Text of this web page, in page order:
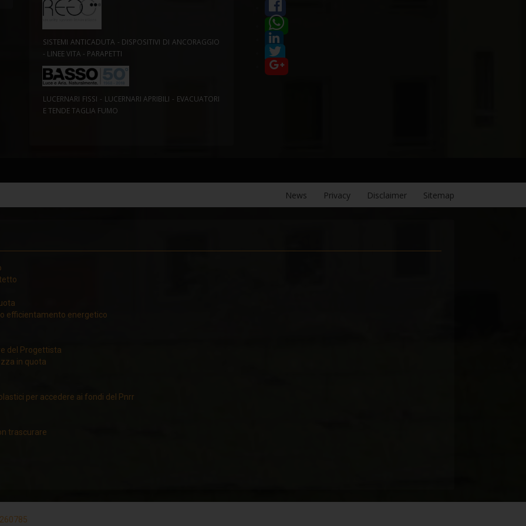
SISTEMI ANTICADUTA - DISPOSITIVI DI ANCORAGGIO
- LINEE VITA - PARAPETTI
LUCERNARI FISSI - LUCERNARI APRIBILI - EVACUATORI
E TENDE TAGLIA FUMO
News Privacy Disclaimer Sitemap
efficientamento energetico
del Progettista
in quota
per accedere ai fondi del Pnrr
trascurare